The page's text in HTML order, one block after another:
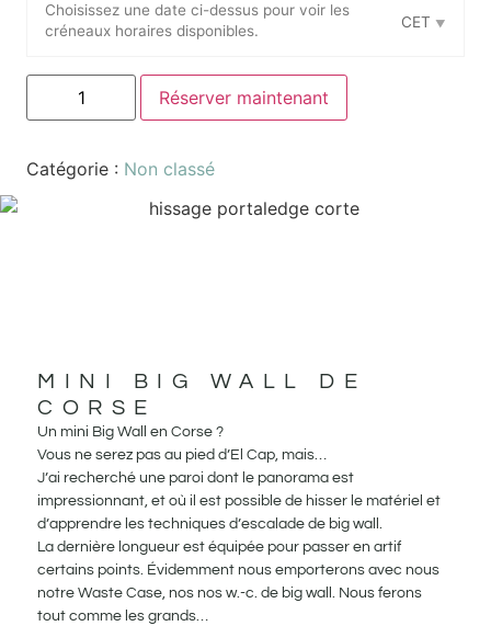
Choisissez une date ci-dessus pour voir les
créneaux horaires disponibles.
CET
Réserver maintenant
Catégorie : Non classé
MINI BIG WALL DE
CORSE
Un mini Big Wall en Corse ?
Vous ne serez pas au pied d’El Cap, mais…
J’ai recherché une paroi dont le panorama est
impressionnant, et où il est possible de hisser le matériel et
d’apprendre les techniques d’escalade de big wall.
La dernière longueur est équipée pour passer en artif
certains points. Évidemment nous emporterons avec nous
notre Waste Case, nos nos w.-c. de big wall. Nous ferons
tout comme les grands…